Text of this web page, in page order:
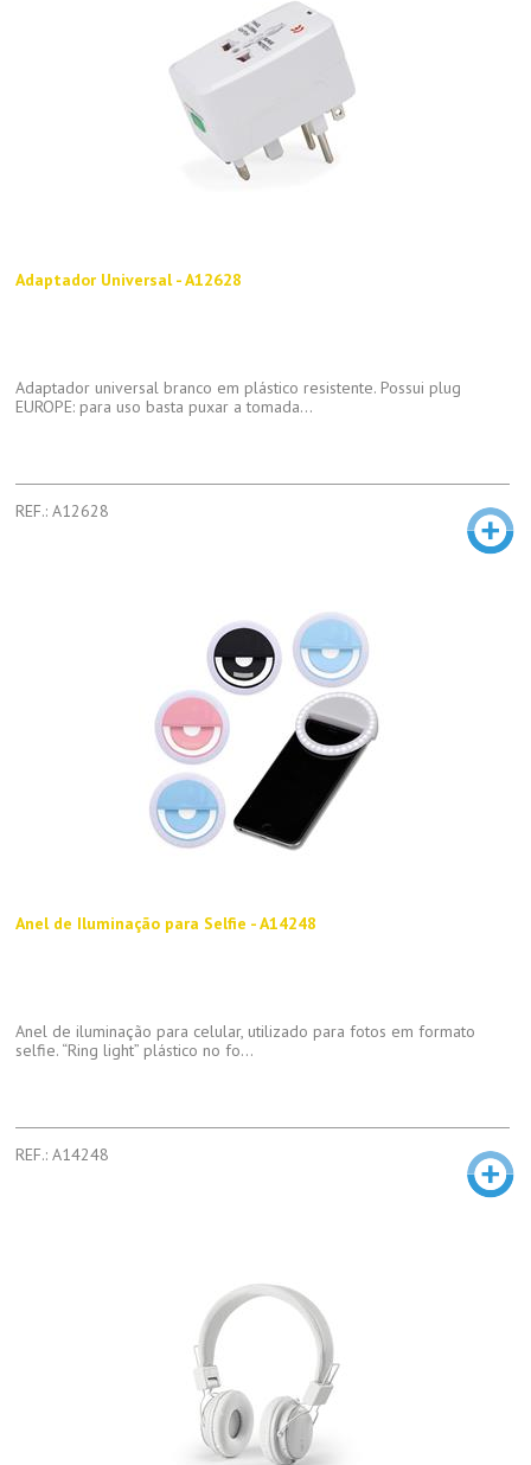
Adaptador Universal - A12628
Adaptador universal branco em plástico resistente. Possui plug
EUROPE: para uso basta puxar a tomada...
REF.: A12628
Anel de Iluminação para Selfie - A14248
Anel de iluminação para celular, utilizado para fotos em formato
selfie. “Ring light” plástico no fo...
REF.: A14248